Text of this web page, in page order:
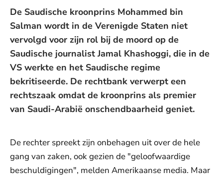
De Saudische kroonprins Mohammed bin
Salman wordt in de Verenigde Staten niet
vervolgd voor zijn rol bij de moord op de
Saudische journalist Jamal Khashoggi, die in de
VS werkte en het Saudische regime
bekritiseerde. De rechtbank verwerpt een
rechtszaak omdat de kroonprins als premier
van Saudi-Arabië onschendbaarheid geniet.
De rechter spreekt zijn onbehagen uit over de hele
gang van zaken, ook gezien de "geloofwaardige
beschuldigingen", melden Amerikaanse media. Maar